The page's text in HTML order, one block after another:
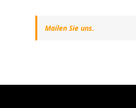
Mailen Sie uns.